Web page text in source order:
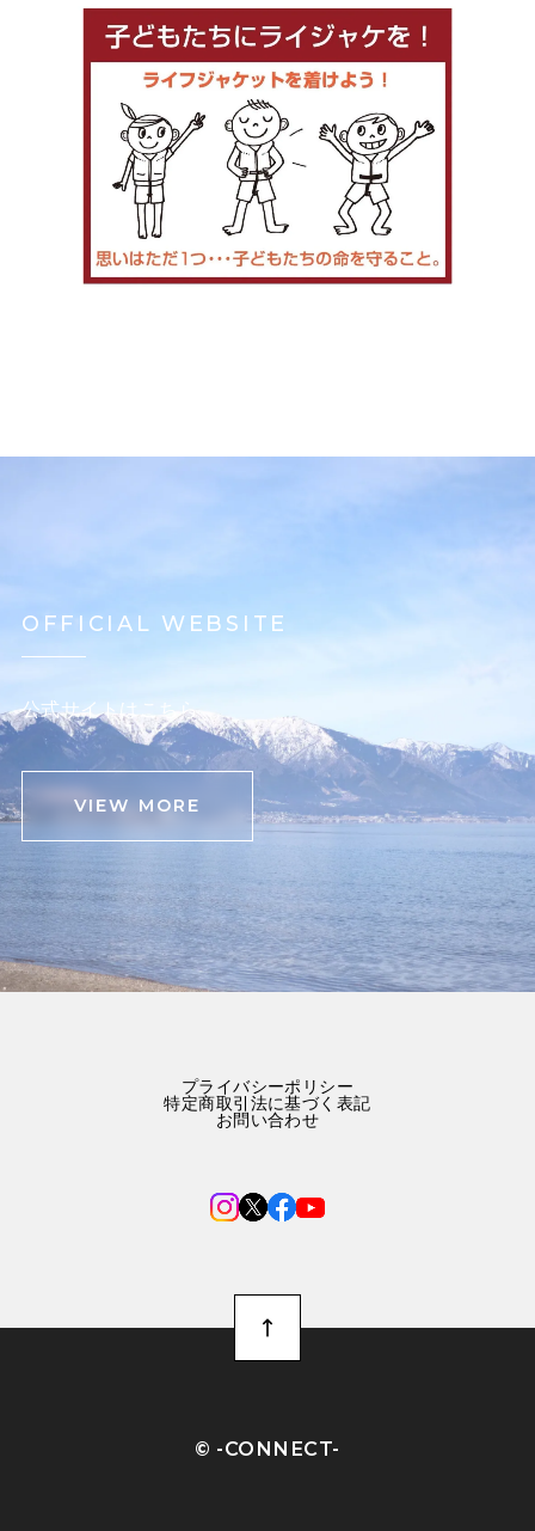
OFFICIAL WEBSITE
公式サイトはこちら
VIEW MORE
プライバシーポリシー
特定商取引法に基づく表記
お問い合わせ
©︎ -CONNECT-